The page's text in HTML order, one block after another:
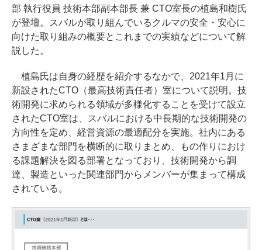
部 執行役員 技術本部副本部長 兼 CTO室長の植島和樹氏
が登壇。スバルが取り組んでいるクルマの安全・安心に
向けた取り組みの概要とこれまでの実績などについて解
説した。
植島氏は自身の経歴を紹介するなかで、2021年1月に
新設されたCTO（最高技術責任者）室について説明。技
術開発に求められる領域が多様化することを受けて設立
されたCTO室は、スバルにおける中長期的な技術開発の
方向性を定め、経営資源の最適配分を実施。社内にある
さまざまな部門を横断的に取りまとめ、もの作りにおけ
る課題解決を図る部署となっており、技術開発から調
達、製造といった関連部門からメンバーが集まって構成
されている。